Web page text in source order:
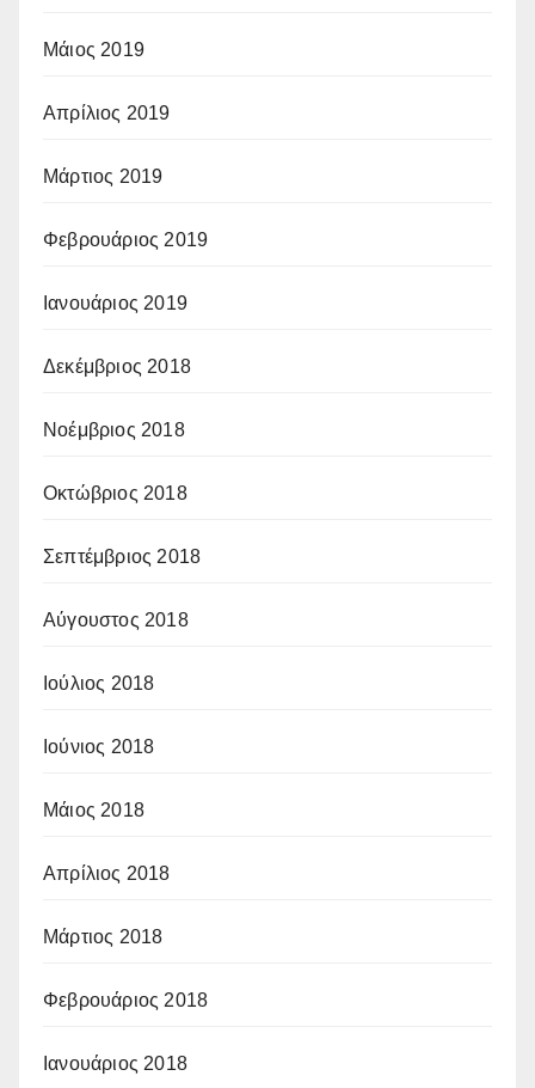
Μάιος 2019
Απρίλιος 2019
Μάρτιος 2019
Φεβρουάριος 2019
Ιανουάριος 2019
Δεκέμβριος 2018
Νοέμβριος 2018
Οκτώβριος 2018
Σεπτέμβριος 2018
Αύγουστος 2018
Ιούλιος 2018
Ιούνιος 2018
Μάιος 2018
Απρίλιος 2018
Μάρτιος 2018
Φεβρουάριος 2018
Ιανουάριος 2018